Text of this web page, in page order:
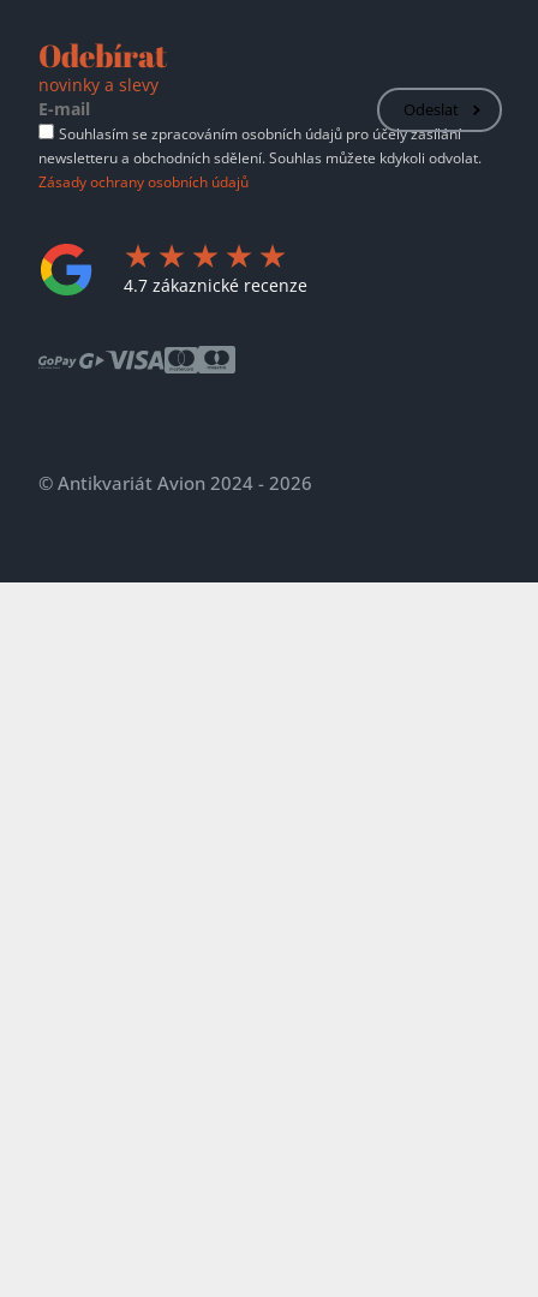
Odebírat
novinky a slevy
Odeslat
Souhlasím se zpracováním osobních údajů pro účely zasílání
newsletteru a obchodních sdělení. Souhlas můžete kdykoli odvolat.
Zásady ochrany osobních údajů
4.7 zákaznické recenze
© Antikvariát Avion 2024 - 2026